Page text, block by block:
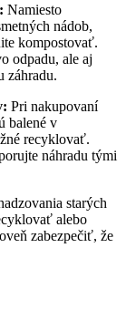
Namiesto
nádob,
kompostovať.
odpadu, ale aj
záhradu.
Pri nakupovaní
balené v
recyklovať.
náhradu tými
starých
alebo
zabezpečiť, že